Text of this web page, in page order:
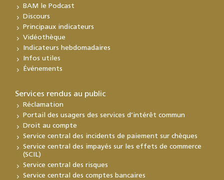
BAM le Podcast
Discours
Principaux indicateurs
Vidéothèque
Indicateurs hebdomadaires
Infos utiles
Événements
Services rendus au public
Réclamation
Portail des usagers des services d’intérêt commun
Droit au compte
Service central des incidents de paiement sur chèques
Service central des impayés sur les effets de commerce
(SCIL)
Service central des risques
Service central des comptes bancaires